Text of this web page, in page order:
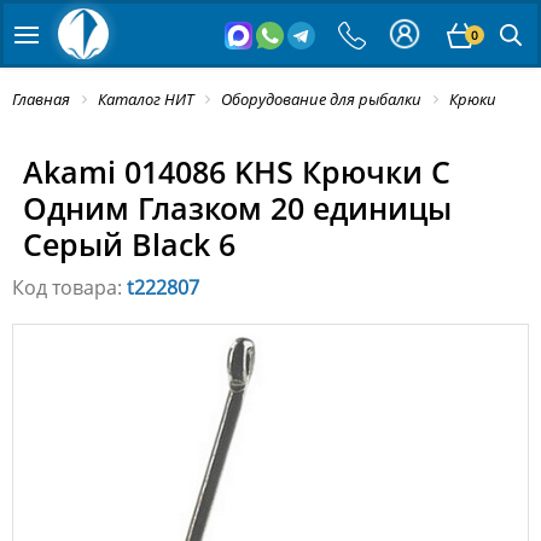
0
Главная Каталог НИТ Оборудование для рыбалки Крюки
Akami 014086 KHS Крючки С
Одним Глазком 20 единицы
Серый Black 6
Код товара: t222807